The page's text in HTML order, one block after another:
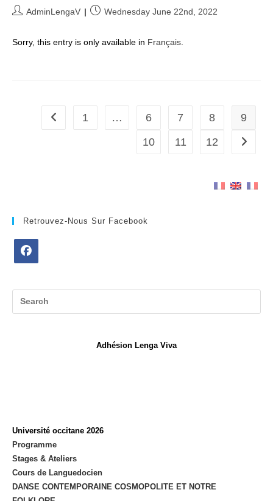
PostAdminLengaV
PostWednesday June 22nd, 2022
Sorry, this entry is only available in Français
Go to the previous page
1 … 6 7 8
9
10
11 12 Go to
Retrouvez-Nous Sur Facebook
new
Adhésion Lenga Viva
Université occitane 2026
Programme
Stages & Ateliers
Cours de Languedocien
DANSE CONTEMPORAINE COSMOPOLITE ET NOTRE